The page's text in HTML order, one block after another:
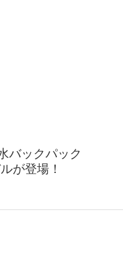
バックパック
が登場！